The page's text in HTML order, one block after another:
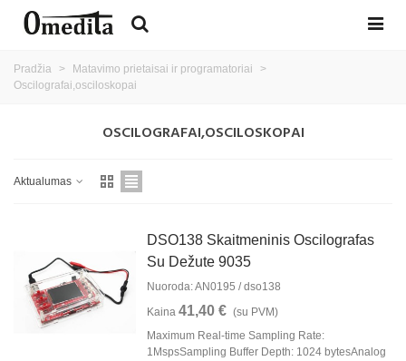
Pradžia > Matavimo prietaisai ir programatoriai
>
Oscilografai,osciloskopai
OSCILOGRAFAI,OSCILOSKOPAI
Aktualumas
DSO138 Skaitmeninis Oscilografas
Su Dežute 9035
Nuoroda: AN0195 / dso138
Kaina41,40 € (su PVM)
Maximum Real-time Sampling Rate:
1MspsSampling Buffer Depth: 1024 bytesAnalog